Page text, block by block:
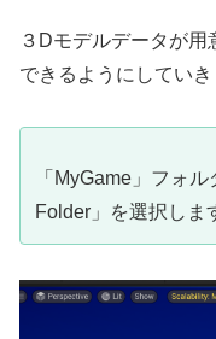
３Dモデルデータが
できるようにしていき
「MyGame」フォ
Folder」を選択しま